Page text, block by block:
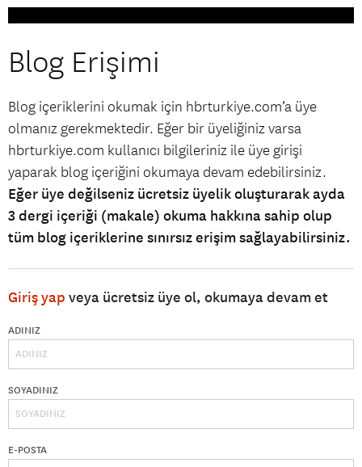
Blog Erişimi
Blog içeriklerini okumak için hbrturkiye.com’a üye
olmanız gerekmektedir. Eğer bir üyeliğiniz varsa
hbrturkiye.com kullanıcı bilgileriniz ile üye girişi
yaparak blog içeriğini okumaya devam edebilirsiniz.
Eğer üye değilseniz ücretsiz üyelik oluşturarak ayda
3 dergi içeriği (makale) okuma hakkına sahip olup
tüm blog içeriklerine sınırsız erişim sağlayabilirsiniz.
Giriş yap veya ücretsiz üye ol, okumaya devam et
ADINIZ
SOYADINIZ
E-POSTA